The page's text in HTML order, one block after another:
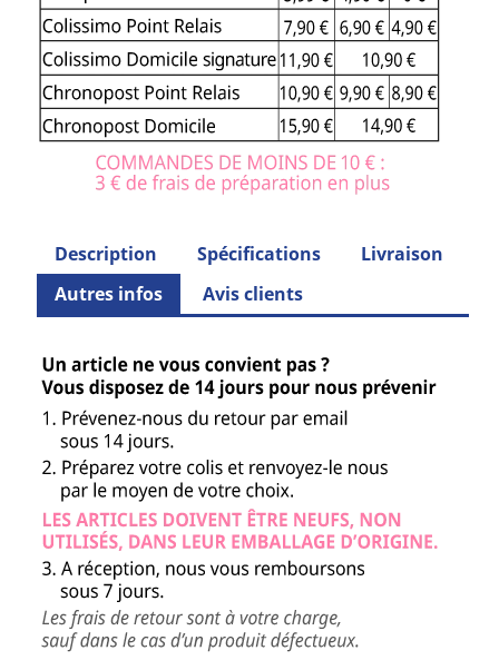
Description Spécifications
Livraison
Autres infos
Avis clients